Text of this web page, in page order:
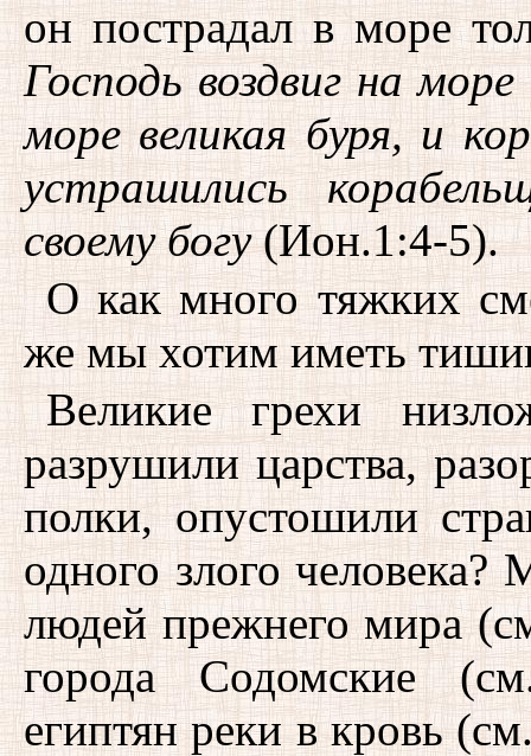
он пострадал в море
Господь воздвиг на
море великая буря, и
устрашились
своему богу(Ион.1:4-5).
О как много тяжких
же мы хотим иметь
Великие грехи
разрушили царства,
полки, опустошили
одного злого человека?
людей прежнего мира
города Содомские
египтян реки в кровь